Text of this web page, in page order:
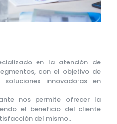
en la atención de
con el objetivo de
innovadoras en
nos permite ofrecer la
el beneficio del cliente
del mismo..